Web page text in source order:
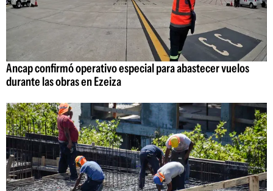
Ancap confirmó operativo especial para abastecer vuelos
durante las obras en Ezeiza